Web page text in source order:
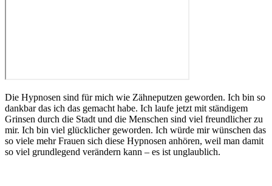
Die Hypnosen sind für mich wie Zähneputzen geworden. Ich bin so
dankbar das ich das gemacht habe. Ich laufe jetzt mit ständigem
Grinsen durch die Stadt und die Menschen sind viel freundlicher zu
mir. Ich bin viel glücklicher geworden. Ich würde mir wünschen das
so viele mehr Frauen sich diese Hypnosen anhören, weil man damit
so viel grundlegend verändern kann – es ist unglaublich.